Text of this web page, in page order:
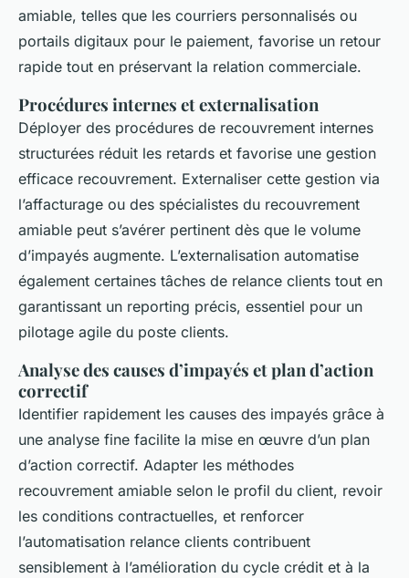
amiable, telles que les courriers personnalisés ou
portails digitaux pour le paiement, favorise un retour
rapide tout en préservant la relation commerciale.
Procédures internes et externalisation
Déployer des procédures de recouvrement internes
structurées réduit les retards et favorise une gestion
efficace recouvrement. Externaliser cette gestion via
l’affacturage ou des spécialistes du recouvrement
amiable peut s’avérer pertinent dès que le volume
d’impayés augmente. L’externalisation automatise
également certaines tâches de relance clients tout en
garantissant un reporting précis, essentiel pour un
pilotage agile du poste clients.
Analyse des causes d’impayés et plan d’action
correctif
Identifier rapidement les causes des impayés grâce à
une analyse fine facilite la mise en œuvre d’un plan
d’action correctif. Adapter les méthodes
recouvrement amiable selon le profil du client, revoir
les conditions contractuelles, et renforcer
l’automatisation relance clients contribuent
sensiblement à l’amélioration du cycle crédit et à la